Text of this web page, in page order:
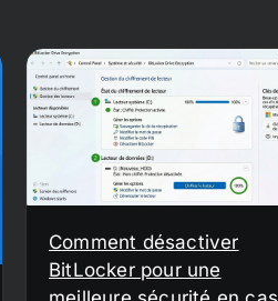
Comment désactiver
BitLocker pour une